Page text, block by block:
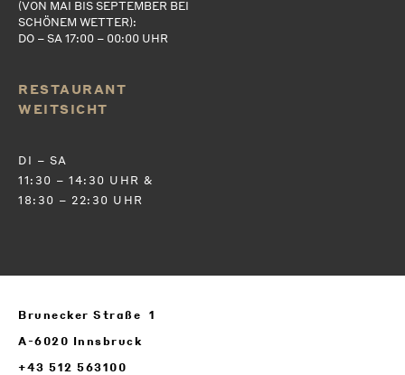
(VON MAI BIS SEPTEMBER BEI
SCHÖNEM WETTER):
DO – SA 17:00 – 00:00 UHR
RESTAURANT
WEITSICHT
DI – SA
11:30 – 14:30 UHR &
18:30 – 22:30 UHR
Brunecker Straße 1
A-6020 Innsbruck
+43 512 563100